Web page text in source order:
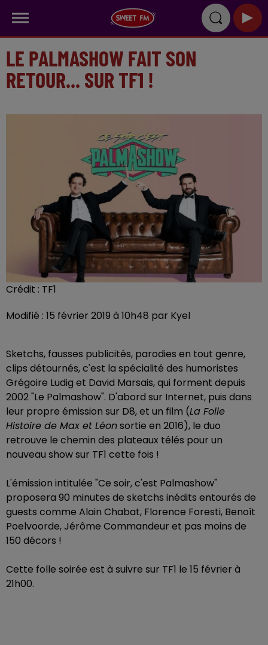
LE PALMASHOW FAIT SON
RETOUR... SUR TF1 !
Crédit : TF1
Modifié : 15 février 2019 à 10h48 par Kyel
Sketchs, fausses publicités, parodies en tout genre,
clips détournés, c'est la spécialité des humoristes
Grégoire Ludig et David Marsais, qui forment depuis
2002 "Le Palmashow". D'abord sur Internet, puis dans
leur propre émission sur D8, et un film (La Folle
Histoire de Max et Léonsortie en 2016), le duo
retrouve le chemin des plateaux télés pour un
nouveau show sur TF1 cette fois !
L'émission intitulée "Ce soir, c'est Palmashow"
proposera 90 minutes de sketchs inédits entourés de
guests comme Alain Chabat, Florence Foresti, Benoît
Poelvoorde, Jérôme Commandeur et pas moins de
150 décors !
Cette folle soirée est à suivre sur TF1 le 15 février à
21h00.